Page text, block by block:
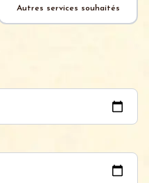
Autres services souhaités